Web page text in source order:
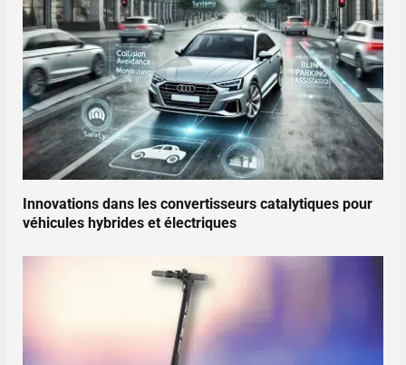
Innovations dans les convertisseurs catalytiques pour
véhicules hybrides et électriques